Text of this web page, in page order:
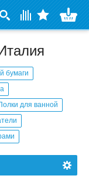
бумаги
для ванной